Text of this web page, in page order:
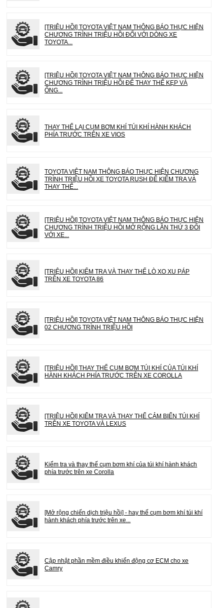
[TRIỆU HỒI] TOYOTA VIỆT NAM THÔNG BÁO THỰC HIỆN
CHƯƠNG TRÌNH TRIỆU HỒI ĐỐI VỚI DÒNG XE
TOYOTA...
[TRIỆU HỒI] TOYOTA VIỆT NAM THÔNG BÁO THỰC HIỆN
CHƯƠNG TRÌNH TRIỆU HỒI ĐỂ THAY THẾ KẸP VÀ
ỐNG...
THAY THẾ LẠI CỤM BƠM KHÍ TÚI KHÍ HÀNH KHÁCH
PHÍA TRƯỚC TRÊN XE VIOS
TOYOTA VIỆT NAM THÔNG BÁO THỰC HIỆN CHƯƠNG
TRÌNH TRIỆU HỒI XE TOYOTA RUSH ĐỂ KIỂM TRA VÀ
THAY THẾ...
[TRIỆU HỒI] TOYOTA VIỆT NAM THÔNG BÁO THỰC HIỆN
CHƯƠNG TRÌNH TRIỆU HỒI MỞ RỘNG LẦN THỨ 3 ĐỐI
VỚI XE...
[TRIỆU HỒI] KIỂM TRA VÀ THAY THẾ LÒ XO XU PÁP
TRÊN XE TOYOTA 86
[TRIỆU HỒI] TOYOTA VIỆT NAM THÔNG BÁO THỰC HIỆN
02 CHƯƠNG TRÌNH TRIỆU HỒI
[TRIỆU HỒI] THAY THẾ CỤM BƠM TÚI KHÍ CỦA TÚI KHÍ
HÀNH KHÁCH PHÍA TRƯỚC TRÊN XE COROLLA
[TRIỆU HỒI] KIỂM TRA VÀ THAY THẾ CẢM BIẾN TÚI KHÍ
TRÊN XE TOYOTA VÀ LEXUS
Kiểm tra và thay thế cụm bơm khí của túi khí hành khách
phía trước trên xe Corolla
[Mở rộng chiến dịch triệu hồi] - hay thế cụm bơm khí túi khí
hành khách phía trước trên xe...
Cập nhật phần mềm điều khiển động cơ ECM cho xe
Camry